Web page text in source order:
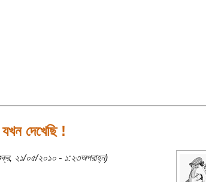
যখন দেখেছি !
২১/০৫/২০১০ - ১:২৩অপরাহ্ন)